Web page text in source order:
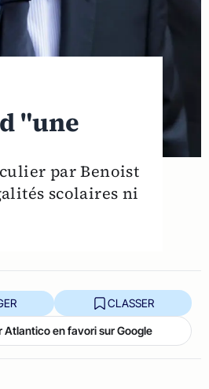
"une
par Benoist
scolaires ni
CLASSER
Atlantico en favori sur Google